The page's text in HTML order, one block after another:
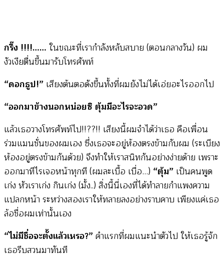
(ดอก
กริ๊ง !!!!…… ในขณะที่เรากำลังหลับสบาย (ตอนกลางวัน) ผม
งัวเงียตื่นขึ้นมารับโทรศัพท์
“ดอกธูป!” เสียงต้นตอดังขึ้นทั้งที่ผมยังไม่ได้เอ่ยอะไรออกไป
“ออกมาข้างนอกหน่อยซิ ตุ้มมีอะไรจะอวด”
แล้วเธอวางโทรศัพท์ไป!!??!! เสียงนี้ผมจำได้ว่าเธอ คือเพื่อน
ร่วมแมนชั่นของผมเอง ซึ่งเธอจะอยู่ห้องตรงข้ามกับผม (ระเบียง
ห้องอยู่ตรงข้ามกันด้วย) จึงทำให้เราสนิทกันอย่างง่ายด้าย เพราะ
ออกมาทีไรเจอหน้าทุกที (ผมละเบื้อ เบื่อ…) “ตุ้ม” เป็นคนพูด
เก่ง หัวเราเก่ง กินเก่ง (มั้ง..) สิ่งนี้นี่เองที่ได้ทำลายกำแพงความ
แปลกหน้า ระหว่างสองเราให้ทลายลงอย่างราบคาบ เพียงแค่เธอ
ล้อชื่อผมเท่านั้นเอง
“ไม่มีชื่อจะตั้งแล้วเหรอ?”คำแรกที่ผมแนะนำตัวไป ให้เธอรู้จัก
เธอรีบสวนมาทันที